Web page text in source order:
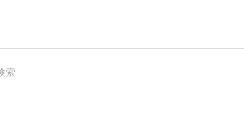
になりました！